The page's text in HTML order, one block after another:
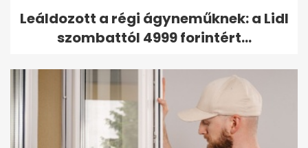
Leáldozott a régi ágyneműknek: a Lidl
szombattól 4999 forintért...